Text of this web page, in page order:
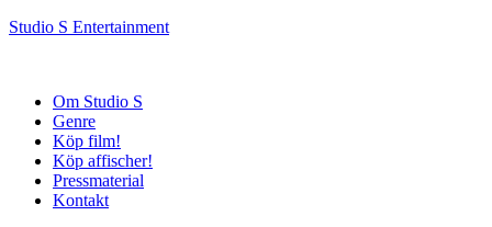
Studio S Entertainment
Om Studio S
Genre
Köp film!
Köp affischer!
Pressmaterial
Kontakt